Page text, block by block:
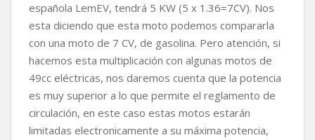
española LemEV, tendrá 5 KW (5 x 1.36=7CV). Nos
esta diciendo que esta moto podemos compararla
con una moto de 7 CV, de gasolina. Pero atención, si
hacemos esta multiplicación con algunas motos de
49cc eléctricas, nos daremos cuenta que la potencia
es muy superior a lo que permite el reglamento de
circulación, en este caso estas motos estarán
limitadas electronicamente a su máxima potencia,